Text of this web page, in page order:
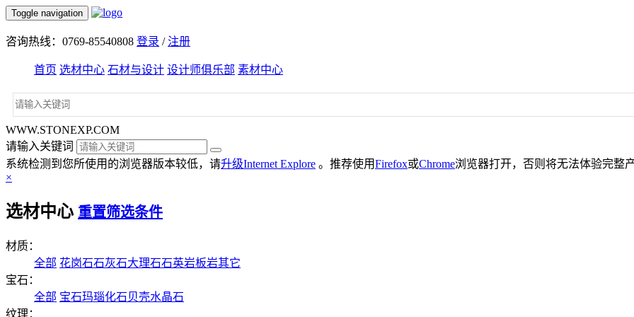
Toggle navigation
咨询热线：0769-85540808 登录 /注册
首页 选材中心 石材与设计 设计师俱乐部 素材中心
WWW.STONEXP.COM
请输入关键词
系统检测到您所使用的浏览器版本较低，请升级Internet Explore 。推荐使用Firefox或Chrome浏览器打开，否则将无法体验完整
×
选材中心 重置筛选条件
材质：
全部 花岗石石灰石大理石石英岩板岩其它
宝石：
全部 宝石玛瑙化石贝壳水晶石
纹理：